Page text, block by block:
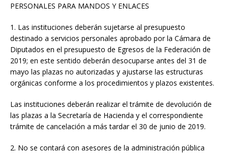
PERSONALES PARA MANDOS Y ENLACES
1. Las instituciones deberán sujetarse al presupuesto
destinado a servicios personales aprobado por la Cámara de
Diputados en el presupuesto de Egresos de la Federación de
2019; en este sentido deberán desocuparse antes del 31 de
mayo las plazas no autorizadas y ajustarse las estructuras
orgánicas conforme a los procedimientos y plazos existentes.
Las instituciones deberán realizar el trámite de devolución de
las plazas a la Secretaría de Hacienda y el correspondiente
trámite de cancelación a más tardar el 30 de junio de 2019.
2. No se contará con asesores de la administración pública